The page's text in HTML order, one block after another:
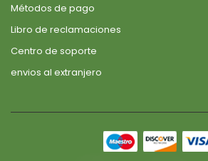
Métodos de pago
Libro de reclamaciones
Centro de soporte
envios al extranjero